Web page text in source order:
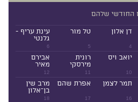
החודשי שלהם
4
דן אלון
5
טל מור
6
עינת עריף -
גלנטי
10
יואב ויס
11
רונית
מירסקי
12
אבירם
מאיר
16
תמר לצמן
17
אפרת שהם
18
מרב שין
בן־אלון